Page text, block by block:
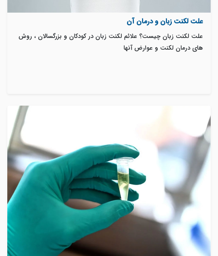
علت لکنت زبان و درمان آن
علت لکنت زبان چیست؟ علائم لکنت زبان در کودکان و بزرگسالان ، روش
های درمان لکنت و عوارض آنها